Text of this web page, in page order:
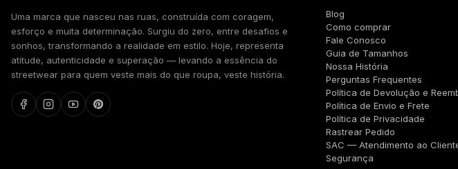
Uma marca que nasceu nas ruas, construída com coragem,
esforço e muita determinação. Surgiu do zero, entre desafios e
sonhos, transformando a realidade em estilo. Hoje, representa
atitude, autenticidade e superação — levando a essência do
streetwear para quem veste mais do que roupa, veste história.
Blog
Como comprar
Fale Conosco
Guia de Tamanhos
Nossa História
Perguntas Frequentes
Política de Devolução e
Política de Envio e Frete
Política de Privacidade
Rastrear Pedido
SAC — Atendimento ao
Segurança